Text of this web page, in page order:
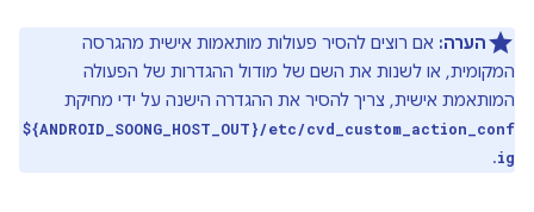
הערה: אם רוצים להסיר פעולות מותאמות אישית מהגרסה
המקומית, או לשנות את השם של מודול ההגדרות של הפעולה
המותאמת אישית, צריך להסיר את ההגדרה הישנה על ידי מחיקת
${ANDROID_SOONG_HOST_OUT}/etc/cvd_custom_action_conf
ig
.